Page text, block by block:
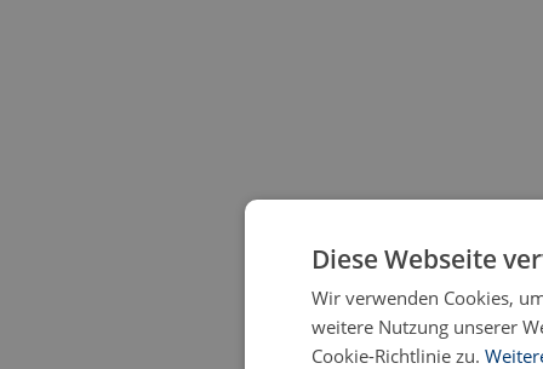
Diese Webseite
Wir verwenden Cookies,
weitere Nutzung unserer
Cookie-Richtlinie zu.